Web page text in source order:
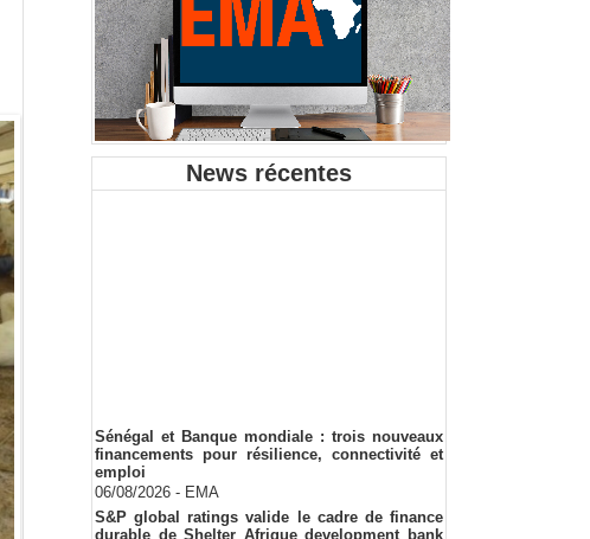
News récentes
financements pour résilience, connectivité et
emploi
06/08/2026
EMA
S&P global ratings valide le cadre de finance
durable de Shelter Afrique development bank
(ShafDB)